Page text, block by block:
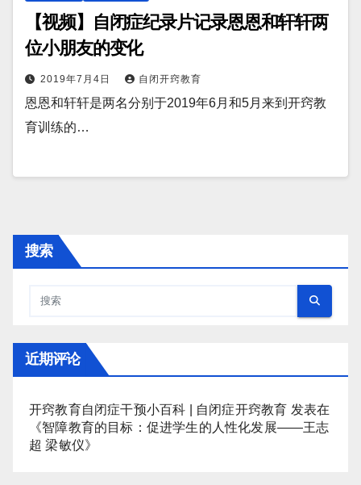
【视频】自闭症纪录片记录恩恩和轩轩两
位小朋友的变化
2019年7月4日 自闭开窍教育
恩恩和轩轩是两名分别于2019年6月和5月来到开窍教
育训练的…
搜索
近期评论
开窍教育自闭症干预小百科 | 自闭症开窍教育 发表在
《智障教育的目标：促进学生的人性化发展——王志
超 梁敏仪》